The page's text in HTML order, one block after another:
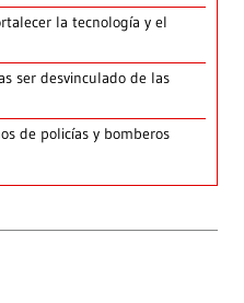
la tecnología y el
ser desvinculado de las
de policías y bomberos